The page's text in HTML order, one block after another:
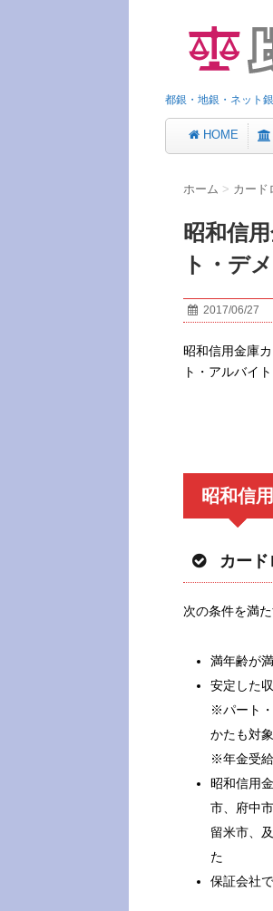
都銀・地銀・ネット
HOME
ホーム > カード
昭和信
ト・デ
2017/06/27
昭和信用金庫
ト・アルバイ
昭和信
カー
次の条件を満
満年齢が
安定した
※パート
かたも対象
※年金受給
昭和信用
市、府中
留米市、
た
保証会社